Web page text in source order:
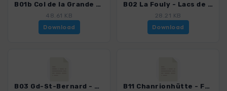
B01b Col de la Grande Lui.gpx
48.61 KB
Download
B02 La Fouly - Lacs de Fenetre - Gd-St-Bernard.gpx
28.21 KB
Download
B03 Gd-St-Bernard - Croix de Tsousse - Valsoreyhütte.gpx B11 Chanrionhütte - Fenetre de Durand - Valpelline.gpx